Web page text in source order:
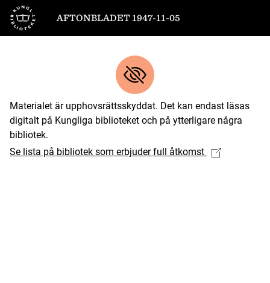
Till startsidan
AFTONBLADET 1947-11-05
Materialet är upphovsrättsskyddat. Det kan endast läsas
digitalt på Kungliga biblioteket och på ytterligare några
bibliotek.
Se lista på bibliotek som erbjuder full åtkomst